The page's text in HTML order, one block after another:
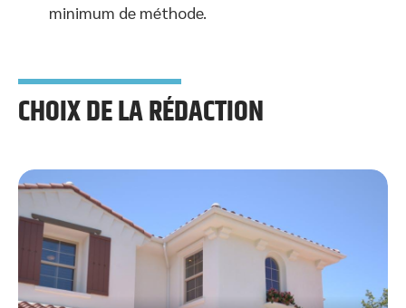
minimum de méthode.
CHOIX DE LA RÉDACTION